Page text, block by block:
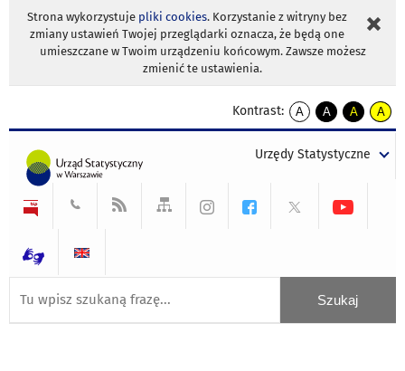
Strona wykorzystuje pliki cookies. Korzystanie z witryny bez
zmiany ustawień Twojej przeglądarki oznacza, że będą one
umieszczane w Twoim urządzeniu końcowym. Zawsze możesz
zmienić te ustawienia.
Kontrast:
A
kontrast
A
kontrast
tekst
czarnym
A
kontrast
tekst
czarnym
A
tekst
żółtym
Urzędy Statystyczne